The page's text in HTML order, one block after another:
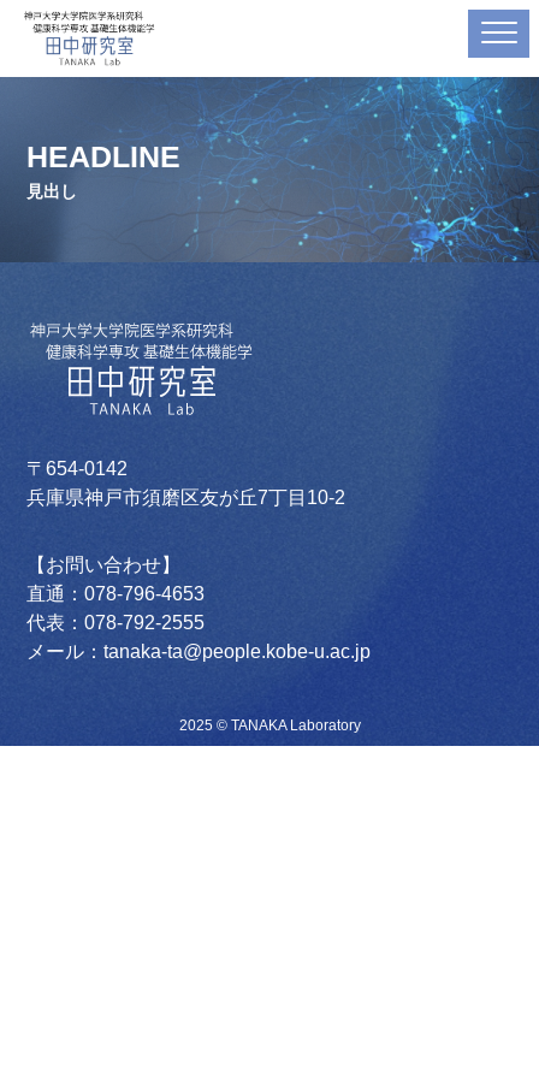
HEADLINE
見出し
〒654-0142
兵庫県神戸市須磨区友が丘7丁目10-2
【お問い合わせ】
直通：078-796-4653
代表：078-792-2555
メール：tanaka-ta@people.kobe-u.ac.jp
2025 © TANAKA Laboratory